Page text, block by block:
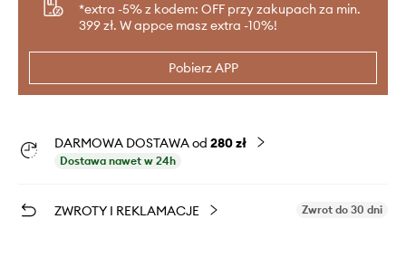
*extra -5% z kodem: OFF przy zakupach za min.
399 zł. W appce masz extra -10%!
Pobierz APP
DARMOWA DOSTAWA od 280 zł
Dostawa nawet w 24h
ZWROTY I REKLAMACJE Zwrot do 30 dni